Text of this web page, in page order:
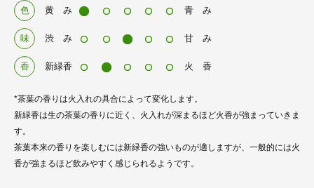
色 黄 み 青 み
味 渋 み 甘 み
香 新緑香 火 香
*茶葉の香りは火入れの具合によって変化します。
新緑香は生の茶葉の香りに近く、火入れが深まるほど火香が強まっていきま
す。
茶葉本来の香りを楽しむには新緑香の強いものが適しますが、一般的には火
香が強まるほど飲みやすく感じられるようです。